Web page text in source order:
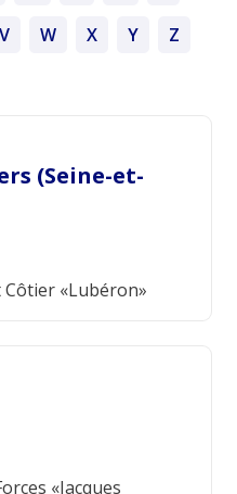
V W X Y Z
(Seine-et-
«Lubéron»
«Jacques